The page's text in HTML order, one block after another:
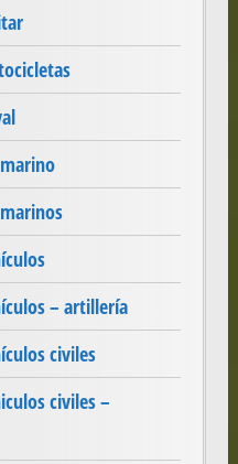
– artillería
civiles
civiles –